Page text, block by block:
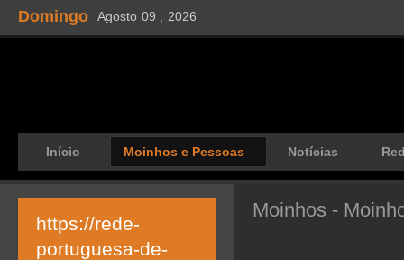
Domingo Agosto 09 , 2026
Início Moinhos e Pessoas Notícias
Moinhos -
https://rede-
portuguesa-de-